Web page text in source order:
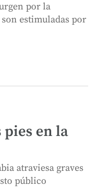
por la
estimuladas por
en la
atraviesa graves
público